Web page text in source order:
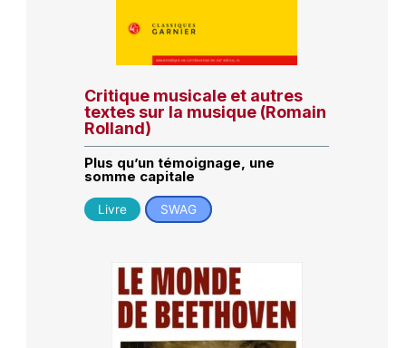
Critique musicale et autres
textes sur la musique (Romain
Rolland)
Plus qu’un témoignage, une
somme capitale
Livre SWAG